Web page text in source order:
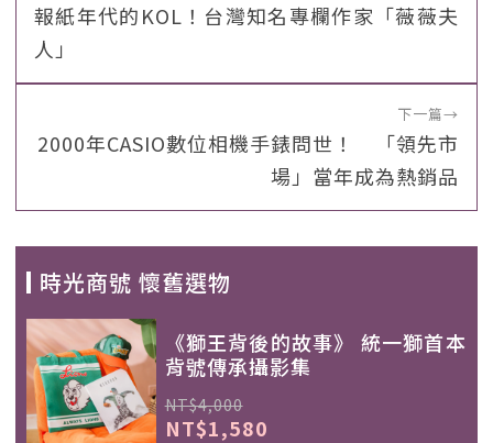
報紙年代的KOL！台灣知名專欄作家「薇薇夫
人」
下一篇→
2000年CASIO數位相機手錶問世！ 「領先市
場」當年成為熱銷品
時光商號 懷舊選物
《獅王背後的故事》 統一獅首本
背號傳承攝影集
NT$4,000
NT$1,580